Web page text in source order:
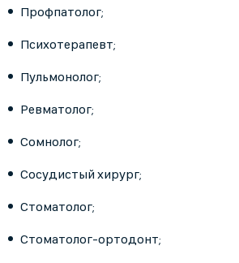
Профпатолог;
Психотерапевт;
Пульмонолог;
Ревматолог;
Сомнолог;
Сосудистый хирург;
Стоматолог;
Стоматолог-ортодонт;